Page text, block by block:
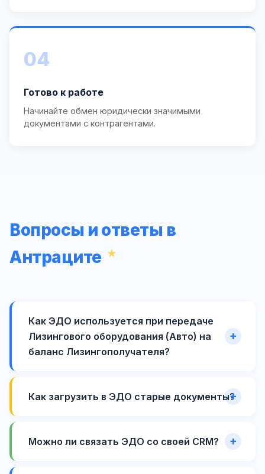
04
Готово к работе
Начинайте обмен юридически значимыми
документами с контрагентами.
Вопросы и ответы в
Антраците
Как ЭДО используется при передаче
Лизингового оборудования (Авто) на
баланс Лизингополучателя?
Как загрузить в ЭДО старые документы?
Можно ли связать ЭДО со своей CRM?